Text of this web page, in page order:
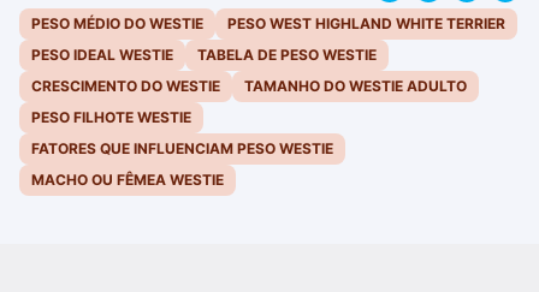
PESO MÉDIO DO WESTIE
PESO WEST HIGHLAND WHITE TERRIER
PESO IDEAL WESTIE
TABELA DE PESO WESTIE
CRESCIMENTO DO WESTIE
TAMANHO DO WESTIE ADULTO
PESO FILHOTE WESTIE
FATORES QUE INFLUENCIAM PESO WESTIE
MACHO OU FÊMEA WESTIE